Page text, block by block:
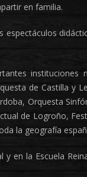
en familia.
instituciones
de Castilla y
Orquesta
de Logroño,
la geografía
en la Escuela